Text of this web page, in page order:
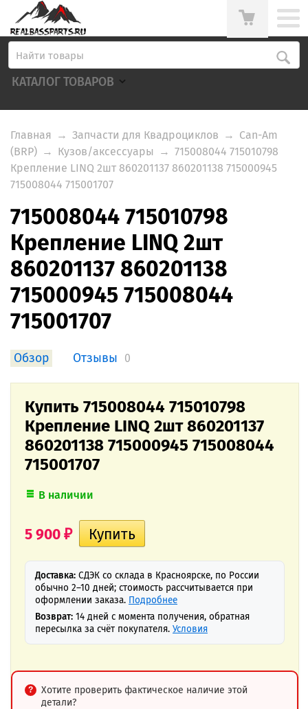
КАТАЛОГ ТОВАРОВ
Главная → Запчасти для Квадроциклов → Can-Am
(BRP) → Кузов/аксессуары → 715008044 715010798
Крепление LINQ 2шт 860201137 860201138 715000945
715008044 715001707
715008044 715010798
Крепление LINQ 2шт
860201137 860201138
715000945 715008044
715001707
Обзор Отзывы 0
Купить 715008044 715010798
Крепление LINQ 2шт 860201137
860201138 715000945 715008044
715001707
В наличии
5 900 ₽
Доставка: СДЭК со склада в Красноярске, по России
обычно 2–10 дней; стоимость рассчитывается при
оформлении заказа. Подробнее
Возврат: 14 дней с момента получения, обратная
пересылка за счёт покупателя. Условия
Хотите проверить фактическое наличие этой
детали?